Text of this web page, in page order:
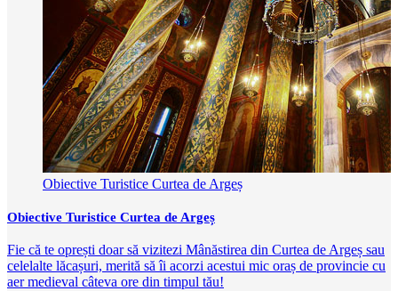
Obiective Turistice Curtea de Argeș
Obiective Turistice Curtea de Argeș
Fie că te oprești doar să vizitezi Mânăstirea din Curtea de Argeș sau
celelalte lăcașuri, merită să îi acorzi acestui mic oraș de provincie cu
aer medieval câteva ore din timpul tău!